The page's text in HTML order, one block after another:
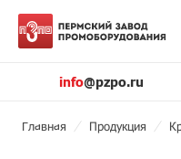
info@pzpo.ru
Главная Продукция